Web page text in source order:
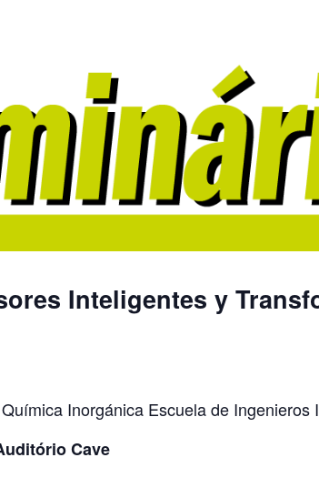
Inteligentes y
Inorgánica Escuela de
Cave